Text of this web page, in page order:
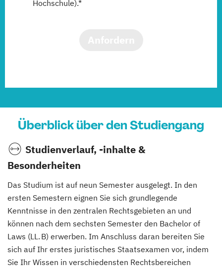
Hochschule).*
Überblick über den Studiengang
Studienverlauf, -inhalte &
Besonderheiten
Das Studium ist auf neun Semester ausgelegt. In den
ersten Semestern eignen Sie sich grundlegende
Kenntnisse in den zentralen Rechtsgebieten an und
können nach dem sechsten Semester den Bachelor of
Laws (LL. B) erwerben. Im Anschluss daran bereiten Sie
sich auf Ihr erstes juristisches Staatsexamen vor, indem
Sie Ihr Wissen in verschiedensten Rechtsbereichen